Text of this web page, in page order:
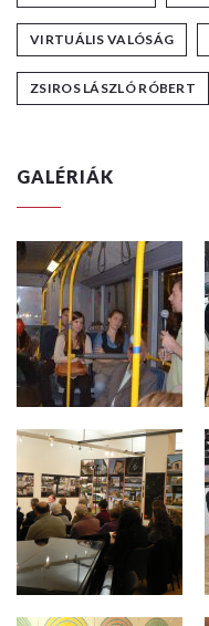
VIRTUÁLIS VALÓSÁG
ZSIROS LÁSZLÓ RÓBERT
GALÉRIÁK